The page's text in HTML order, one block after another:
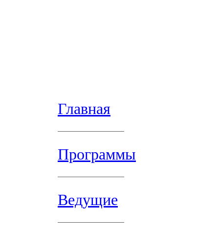
Главная
Программы
Ведущие